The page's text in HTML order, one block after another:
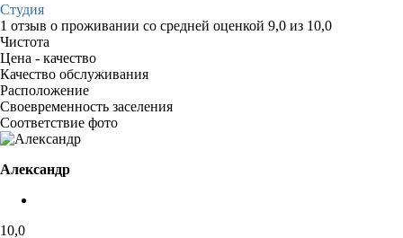
Студия
1 отзыв о проживании со средней оценкой 9,0 из 10,0
Чистота
Цена - качество
Качество обслуживания
Расположение
Своевременность заселения
Соответствие фото
Александр
10,0